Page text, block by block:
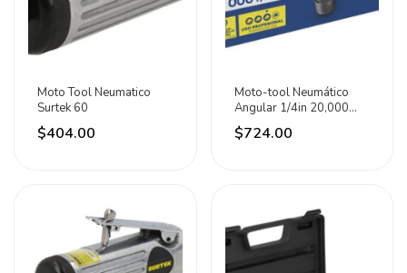
Moto Tool Neumatico
Surtek 60
$404.00
Moto-tool Neumático
Angular 1/4in 20,000
Rpm Surtek 0 0 W
$724.00